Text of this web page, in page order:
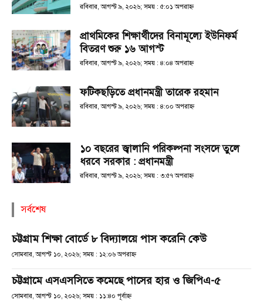
রবিবার, আগস্ট ৯, ২০২৬; সময় : ৫:০১ অপরাহ্ণ
প্রাথমিকের শিক্ষার্থীদের বিনামূল্যে ইউনিফর্ম
বিতরণ শুরু ১৬ আগস্ট
রবিবার, আগস্ট ৯, ২০২৬; সময় : ৪:০৪ অপরাহ্ণ
ফটিকছড়িতে প্রধানমন্ত্রী তারেক রহমান
রবিবার, আগস্ট ৯, ২০২৬; সময় : ৪:০০ অপরাহ্ণ
১০ বছরের জ্বালানি পরিকল্পনা সংসদে তুলে
ধরবে সরকার : প্রধানমন্ত্রী
রবিবার, আগস্ট ৯, ২০২৬; সময় : ৩:৫৭ অপরাহ্ণ
সর্বশেষ
চট্টগ্রাম শিক্ষা বোর্ডে ৮ বিদ্যালয়ে পাস করেনি কেউ
সোমবার, আগস্ট ১০, ২০২৬; সময় : ১২:০৬ অপরাহ্ণ
চট্টগ্রামে এসএসসিতে কমেছে পাসের হার ও জিপিএ-৫
সোমবার, আগস্ট ১০, ২০২৬; সময় : ১১:৪০ পূর্বাহ্ণ